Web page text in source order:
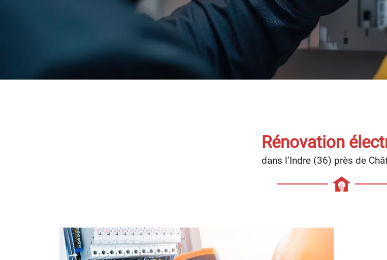
En cochant cette case, vous consentez à recevoir nos propositions commerciales à
l'adresse email indiqué ci-dessus. Vous pouvez vous désinscrire à tout moment en
Rénovation
dans l’Indre (36) près de